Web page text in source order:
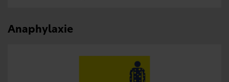
Anaphylaxie